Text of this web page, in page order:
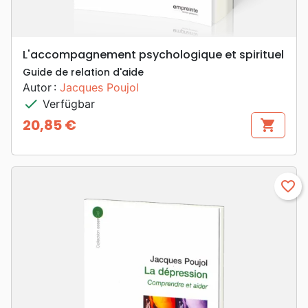
L'accompagnement psychologique et spirituel
Guide de relation d'aide
Autor : Jacques Poujol
check Verfügbar
Preis
20,85 € shopping_cart
favorite_border